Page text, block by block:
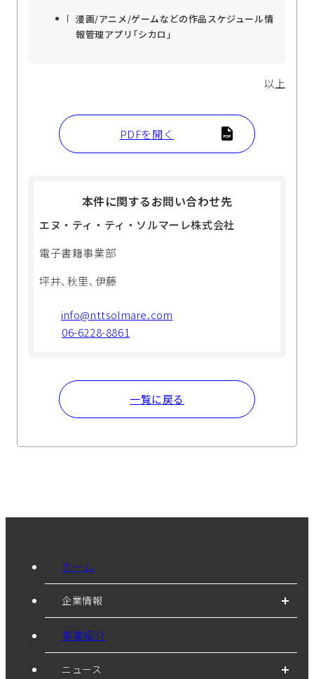
漫画/アニメ/ゲームなどの作品スケジュール情
報管理アプリ｢シカロ｣
以上
PDFを開く
本件に関するお問い合わせ先
エヌ・ティ・ティ・ソルマーレ株式会社
電子書籍事業部
坪井､秋里､伊藤
info@nttsolmare.com
06-6228-8861
一覧に戻る
ホーム
企業情報
事業紹介
ニュース